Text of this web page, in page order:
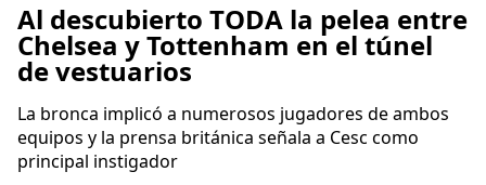
Al descubierto TODA la pelea entre
Chelsea y Tottenham en el túnel
de vestuarios
La bronca implicó a numerosos jugadores de ambos
equipos y la prensa británica señala a Cesc como
principal instigador